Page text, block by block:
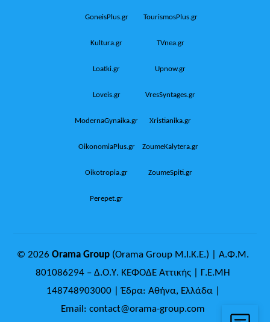
GoneisPlus.gr TourismosPlus.gr
Kultura.gr TVnea.gr
Loatki.gr Upnow.gr
Loveis.gr VresSyntages.gr
ModernaGynaika.gr Xristianika.gr
OikonomiaPlus.gr ZoumeKalytera.gr
Oikotropia.gr ZoumeSpiti.gr
Perepet.gr
© 2026Orama Group (Orama Group Μ.Ι.Κ.Ε.) | Α.Φ.Μ.
801086294 – Δ.Ο.Υ. ΚΕΦΟΔΕ Αττικής | Γ.Ε.ΜΗ
148748903000 | Έδρα: Αθήνα, Ελλάδα |
Email: contact@orama-group.com